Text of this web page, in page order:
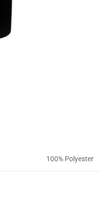
100% Polyester